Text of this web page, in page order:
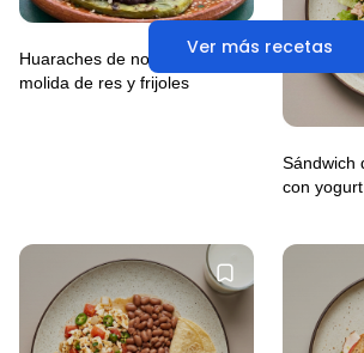
Ver más recetas
Huaraches de nopal con carne
molida de res y frijoles
Sándwich
con yogurt